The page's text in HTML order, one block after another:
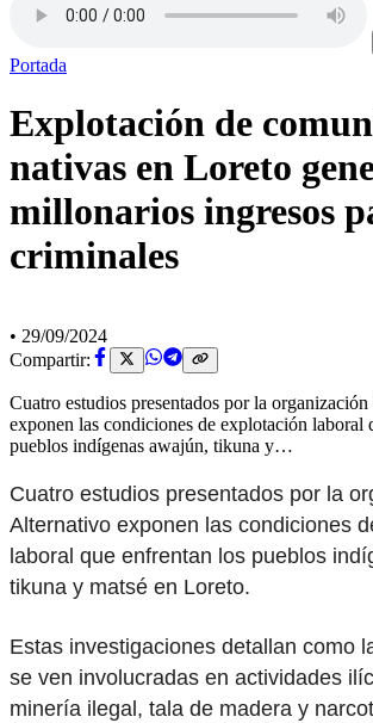
Portada
Explotación de
nativas en Loreto
millonarios ingresos
criminales
• 29/09/2024
Compartir:
Cuatro estudios presentados por la
exponen las condiciones de explotación laboral
pueblos indígenas awajún, tikuna y…
Cuatro estudios presentados por la
Alternativo exponen las condiciones
laboral que enfrentan los pueblos
tikuna y matsé en Loreto.
Estas investigaciones detallan como
se ven involucradas en actividades
minería ilegal, tala de madera y